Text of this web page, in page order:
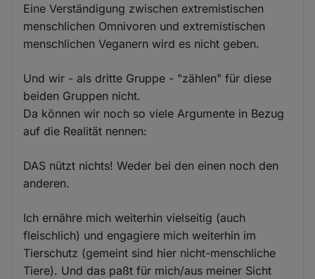
Eine Verständigung zwischen extremistischen
menschlichen Omnivoren und extremistischen
menschlichen Veganern wird es nicht geben.
Und wir - als dritte Gruppe - "zählen" für diese
beiden Gruppen nicht.
Da können wir noch so viele Argumente in Bezug
auf die Realität nennen:
DAS nützt nichts! Weder bei den einen noch den
anderen.
Ich ernähre mich weiterhin vielseitig (auch
fleischlich) und engagiere mich weiterhin im
Tierschutz (gemeint sind hier nicht-menschliche
Tiere). Und das paßt für mich/aus meiner Sicht